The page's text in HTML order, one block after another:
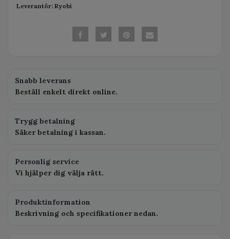
Leverantör: Ryobi
Snabb leverans
Beställ enkelt direkt online.
Trygg betalning
Säker betalning i kassan.
Personlig service
Vi hjälper dig välja rätt.
Produktinformation
Beskrivning och specifikationer nedan.